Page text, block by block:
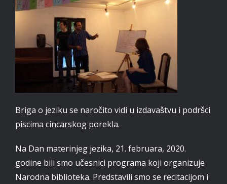
Briga o jeziku se naročito vidi u izdavaštvu i podršci
piscima cincarskog porekla.
Na Dan materinjeg jezika, 21. februara, 2020.
godine bili smo učesnici programa koji organizuje
Narodna biblioteka. Predstavili smo se recitacijom i